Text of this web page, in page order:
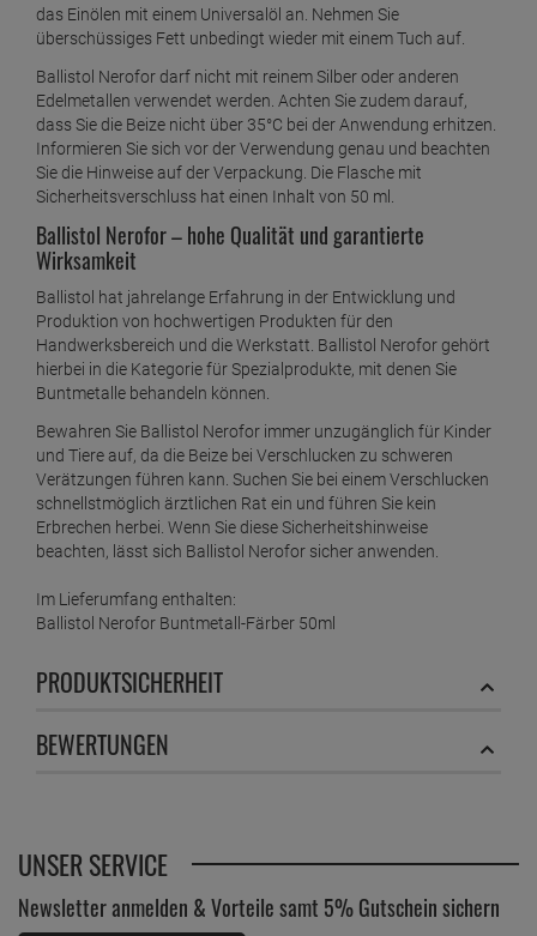
das Einölen mit einem Universalöl an. Nehmen Sie
überschüssiges Fett unbedingt wieder mit einem Tuch auf.
Ballistol Nerofor darf nicht mit reinem Silber oder anderen
Edelmetallen verwendet werden. Achten Sie zudem darauf,
dass Sie die Beize nicht über 35°C bei der Anwendung erhitzen.
Informieren Sie sich vor der Verwendung genau und beachten
Sie die Hinweise auf der Verpackung. Die Flasche mit
Sicherheitsverschluss hat einen Inhalt von 50 ml.
Ballistol Nerofor – hohe Qualität und garantierte
Wirksamkeit
Ballistol hat jahrelange Erfahrung in der Entwicklung und
Produktion von hochwertigen Produkten für den
Handwerksbereich und die Werkstatt. Ballistol Nerofor gehört
hierbei in die Kategorie für Spezialprodukte, mit denen Sie
Buntmetalle behandeln können.
Bewahren Sie Ballistol Nerofor immer unzugänglich für Kinder
und Tiere auf, da die Beize bei Verschlucken zu schweren
Verätzungen führen kann. Suchen Sie bei einem Verschlucken
schnellstmöglich ärztlichen Rat ein und führen Sie kein
Erbrechen herbei. Wenn Sie diese Sicherheitshinweise
beachten, lässt sich Ballistol Nerofor sicher anwenden.
Im Lieferumfang enthalten:
Ballistol Nerofor Buntmetall-Färber 50ml
PRODUKTSICHERHEIT
BEWERTUNGEN
UNSER SERVICE
Newsletter anmelden & Vorteile samt 5% Gutschein sichern